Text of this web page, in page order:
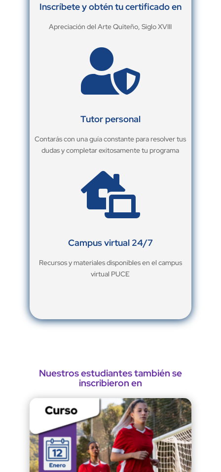
Inscríbete y obtén tu certificado en
Apreciación del Arte Quiteño, Siglo XVIII

Tutor personal
Contarás con una guía constante para resolver tus
dudas y completar exitosamente tu programa

Campus virtual 24/7
Recursos y materiales disponibles en el campus
virtual PUCE
Nuestros estudiantes también se
inscribieron en